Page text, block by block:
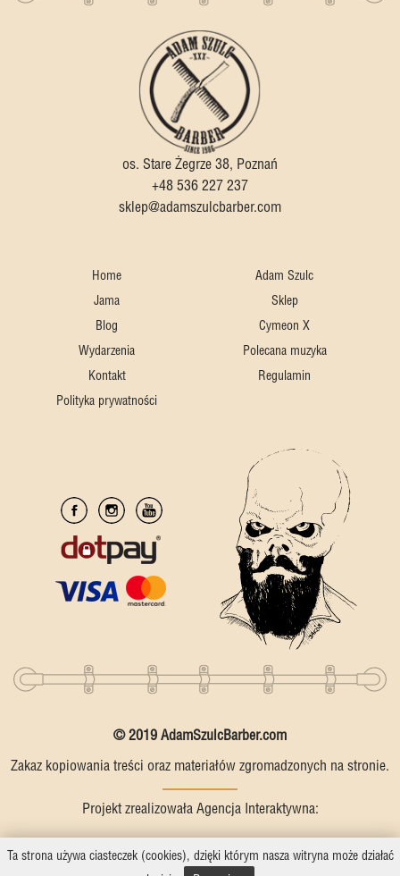
os. Stare Żegrze 38, Poznań
+48 536 227 237
sklep@adamszulcbarber.com
Home
Adam Szulc
Jama
Sklep
Blog
Cymeon X
Wydarzenia
Polecana muzyka
Kontakt
Regulamin
Polityka prywatności
© 2019 AdamSzulcBarber.com
Zakaz kopiowania treści oraz materiałów zgromadzonych na stronie.
Projekt zrealizowała Agencja Interaktywna:
Ta strona używa ciasteczek (cookies), dzięki którym nasza witryna może działać